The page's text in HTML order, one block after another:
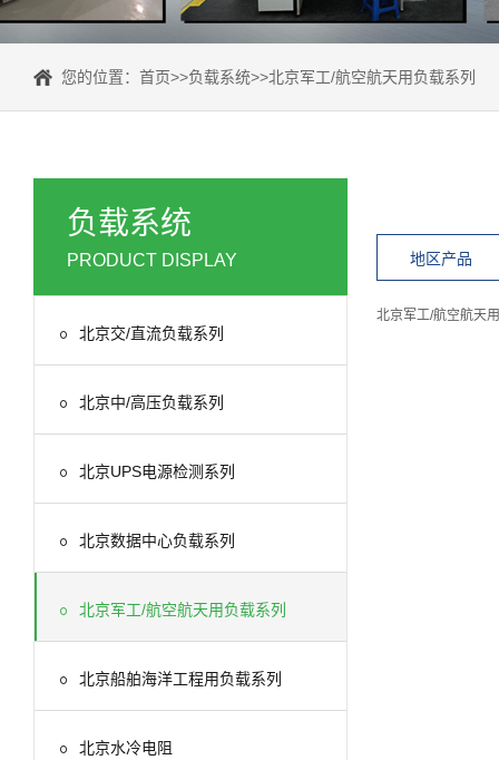
您的位置： 首页>>负载系统>>北京军工/航空航天用负载系列
负载系统
PRODUCT DISPLAY
 北京交/直流负载系列
 北京中/高压负载系列
 北京UPS电源检测系列
 北京数据中心负载系列
 北京军工/航空航天用负载系列
 北京船舶海洋工程用负载系列
 北京水冷电阻
地区产品
北京军工/航空航天